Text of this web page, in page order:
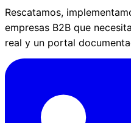
Rescatamos,
empresas B2B que
real y un portal